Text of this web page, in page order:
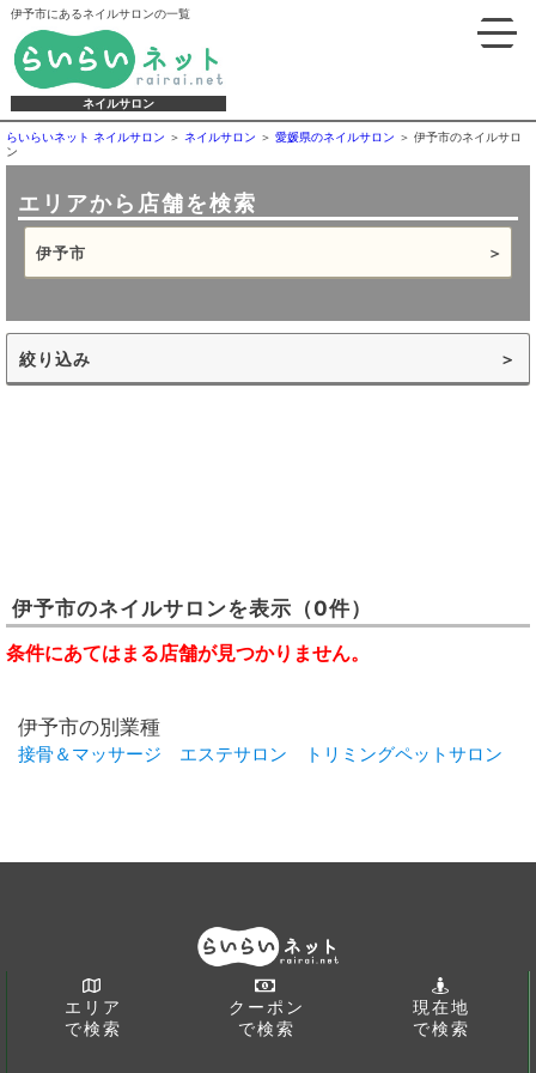
伊予市にあるネイルサロンの一覧
ネイルサロン
らいらいネット ネイルサロン ネイルサロン 愛媛県のネイルサロン
伊予市のネイルサロ
ン
エリアから店舗を検索
伊予市
絞り込み
伊予市のネイルサロンを表示 （0件）
条件にあてはまる店舗が見つかりません。
伊予市の別業種
接骨＆マッサージ エステサロン トリミングペットサロン
エリア
で検索
クーポン
で検索
現在地
で検索